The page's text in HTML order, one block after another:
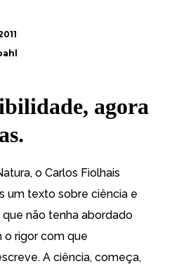
agora
o Carlos Fiolhais
um texto sobre ciência e
que não tenha abordado
rigor com que
A ciência, começa,